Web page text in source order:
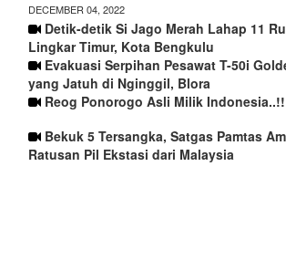
DECEMBER 04, 2022
Detik-detik Si Jago Merah Lahap 11
Lingkar Timur, Kota Bengkulu
Evakuasi Serpihan Pesawat T-50i
yang Jatuh di Nginggil, Blora
Reog Ponorogo Asli Milik Indonesia..!!
Bekuk 5 Tersangka, Satgas Pamtas
Ratusan Pil Ekstasi dari Malaysia